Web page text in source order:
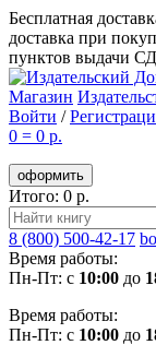
Бесплатная
доставка при
пунктов выдачи
Магазин
Войти /
0 = 0 р.
оформить
Итого: 0 р.
8 (800) 500-42-17
Время работы:
Пн-Пт: с 10:00 до
Время работы:
Пн-Пт: с 10:00 до